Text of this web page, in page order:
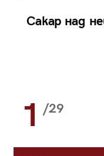
Сакар над
1 /29